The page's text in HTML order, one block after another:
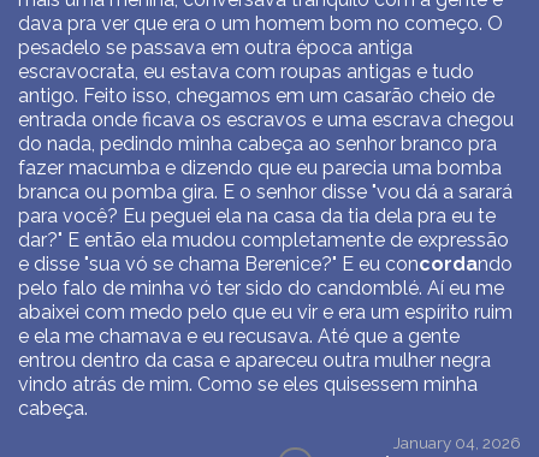
dava pra ver que era o um homem bom no começo. O
pesadelo se passava em outra época antiga
escravocrata, eu estava com roupas antigas e tudo
antigo. Feito isso, chegamos em um casarão cheio de
entrada onde ficava os escravos e uma escrava chegou
do nada, pedindo minha cabeça ao senhor branco pra
fazer macumba e dizendo que eu parecia uma bomba
branca ou pomba gira. E o senhor disse "vou dá a sarará
para você? Eu peguei ela na casa da tia dela pra eu te
dar?" E então ela mudou completamente de expressão
e disse "sua vó se chama Berenice?" E eu concordando
pelo falo de minha vó ter sido do candomblé. Aí eu me
abaixei com medo pelo que eu vir e era um espírito ruim
e ela me chamava e eu recusava. Até que a gente
entrou dentro da casa e apareceu outra mulher negra
vindo atrás de mim. Como se eles quisessem minha
cabeça.
January 04, 2026